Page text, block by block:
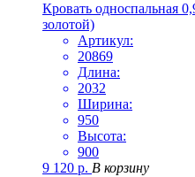
Кровать односпальная
золотой)
Артикул:
20869
Длина:
2032
Ширина:
950
Высота:
900
9 120 р. В корзину